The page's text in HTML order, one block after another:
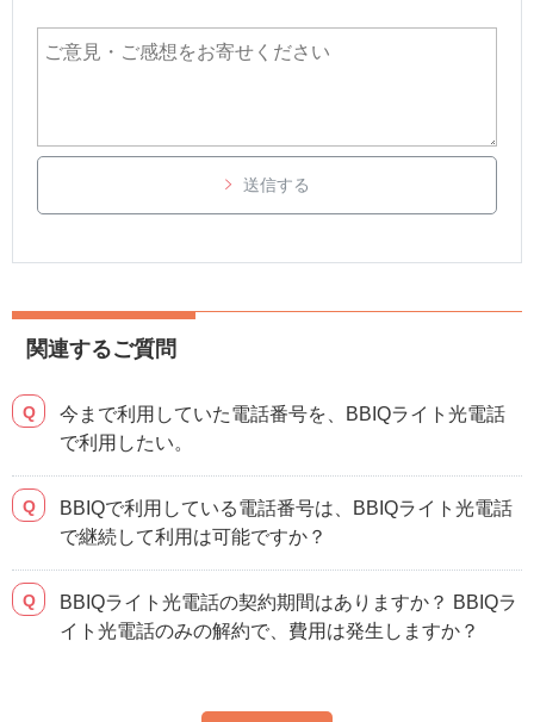
送信する
関連するご質問
今まで利用していた電話番号を、BBIQライト光電話
で利用したい。
BBIQで利用している電話番号は、BBIQライト光電話
で継続して利用は可能ですか？
BBIQライト光電話の契約期間はありますか？ BBIQラ
イト光電話のみの解約で、費用は発生しますか？